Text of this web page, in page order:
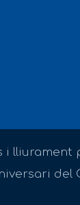
i lliurament
del